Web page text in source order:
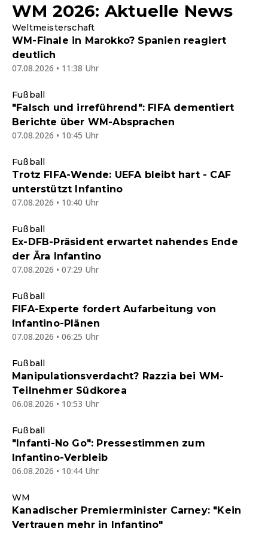
WM 2026: Aktuelle News
Weltmeisterschaft
WM-Finale in Marokko? Spanien reagiert
deutlich
07.08.2026 • 11:38 Uhr
Fußball
"Falsch und irreführend": FIFA dementiert
Berichte über WM-Absprachen
07.08.2026 • 10:45 Uhr
Fußball
Trotz FIFA-Wende: UEFA bleibt hart - CAF
unterstützt Infantino
07.08.2026 • 10:40 Uhr
Fußball
Ex-DFB-Präsident erwartet nahendes Ende
der Ära Infantino
07.08.2026 • 07:29 Uhr
Fußball
FIFA-Experte fordert Aufarbeitung von
Infantino-Plänen
07.08.2026 • 06:25 Uhr
Fußball
Manipulationsverdacht? Razzia bei WM-
Teilnehmer Südkorea
06.08.2026 • 10:53 Uhr
Fußball
"Infanti-No Go": Pressestimmen zum
Infantino-Verbleib
06.08.2026 • 10:44 Uhr
WM
Kanadischer Premierminister Carney: "Kein
Vertrauen mehr in Infantino"